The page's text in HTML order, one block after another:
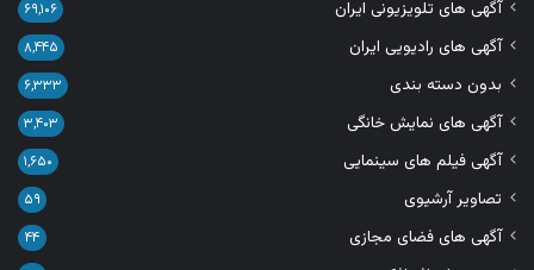
آگهی های تلویزیونی ایران ۶۹,۱۰۶
آگهی های رادیویی ایران ۸,۴۴۵
بدون دسته بندی ۶,۳۳۳
آگهی های نمایش خانگی ۳,۴۰۳
آگهی فیلم های سینمایی ۱,۶۵۰
تصاویر آرشیوی ۵۹
آگهی های فضای مجازی ۴۴